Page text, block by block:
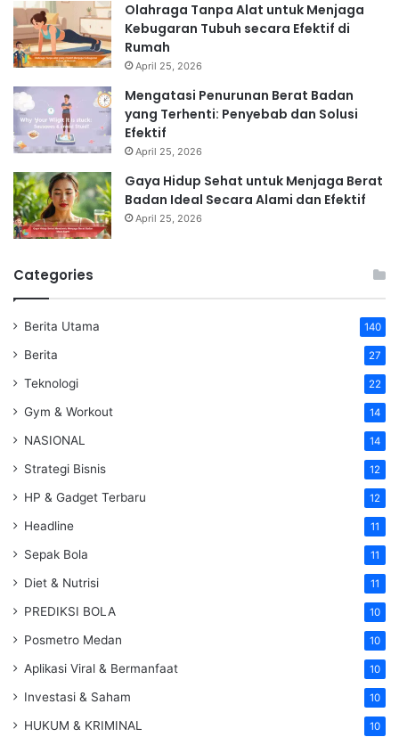
Olahraga Tanpa Alat untuk Menjaga
Kebugaran Tubuh secara Efektif di
Rumah
April 25, 2026
Mengatasi Penurunan Berat Badan
yang Terhenti: Penyebab dan Solusi
Efektif
April 25, 2026
Gaya Hidup Sehat untuk Menjaga Berat
Badan Ideal Secara Alami dan Efektif
April 25, 2026
Categories
Berita Utama 140
Berita 27
Teknologi 22
Gym & Workout 14
NASIONAL 14
Strategi Bisnis 12
HP & Gadget Terbaru 12
Headline 11
Sepak Bola 11
Diet & Nutrisi 11
PREDIKSI BOLA 10
Posmetro Medan 10
Aplikasi Viral & Bermanfaat 10
Investasi & Saham 10
HUKUM & KRIMINAL 10